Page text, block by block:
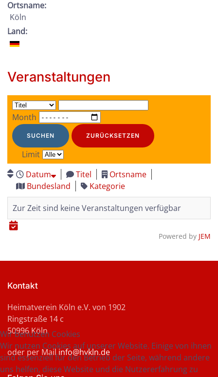
Ortsname:
Köln
Land:
Veranstaltungen
Month
SUCHEN ZURÜCKSETZEN
Limit
Datum
Titel
Ortsname
Bundesland
Kategorie
Zur Zeit sind keine Veranstaltungen verfügbar
Powered by JEM
Kontakt
Heimatverein Köln e.V. von 1902
Ringstraße 14 c
50996 Köln
oder per Mailinfo@hvkln.de
Wir benutzen Cookies
Wir nutzen Cookies auf unserer Website. Einige von ihnen
sind essenziell für den Betrieb der Seite, während andere
uns helfen, diese Website und die Nutzererfahrung zu